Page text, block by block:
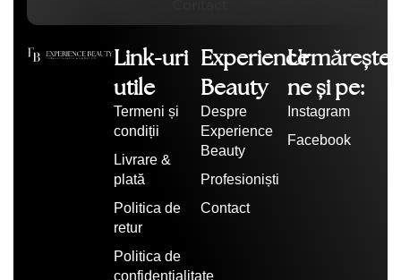
Link-uri
utile
Termeni și
condiții
Livrare &
plată
Politica de
retur
Politica de
confidențialitate
Experience
Beauty
Despre
Experience
Beauty
Profesioniști
Contact
Urmărește-
ne și pe:
Instagram
Facebook